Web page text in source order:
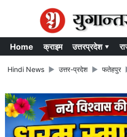
Home क्राइम उत्तरप्रदेश ▾
Hindi News उत्तर-प्रदेश फतेहपुर